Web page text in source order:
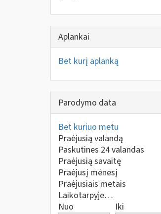
Aplankai
Bet kurį aplanką
Parodymo data
Bet kuriuo metu
Praėjusią valandą
Paskutines 24 valandas
Praėjusią savaitę
Praėjusį mėnesį
Praėjusiais metais
Laikotarpyje…
Nuo
Iki